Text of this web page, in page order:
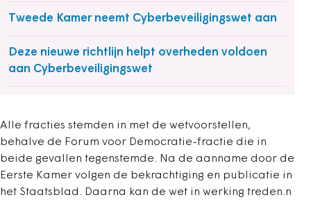
Tweede Kamer neemt Cyberbeveiligingswet aan
Deze nieuwe richtlijn helpt overheden voldoen
aan Cyberbeveiligingswet
Alle fracties stemden in met de wetvoorstellen,
behalve de Forum voor Democratie-fractie die in
beide gevallen tegenstemde. Na de aanname door de
Eerste Kamer volgen de bekrachtiging en publicatie in
het Staatsblad. Daarna kan de wet in werking treden.n